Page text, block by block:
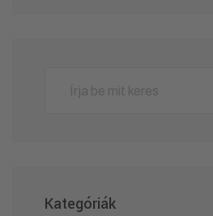
Kategóriák